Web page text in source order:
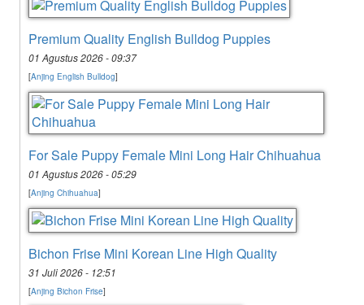
Premium Quality English Bulldog Puppies
01 Agustus 2026 - 09:37
[Anjing English Bulldog]
For Sale Puppy Female Mini Long Hair Chihuahua
01 Agustus 2026 - 05:29
[Anjing Chihuahua]
Bichon Frise Mini Korean Line High Quality
31 Juli 2026 - 12:51
[Anjing Bichon Frise]